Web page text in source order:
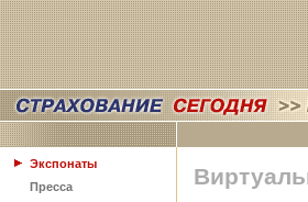
Экспонаты
Пресса